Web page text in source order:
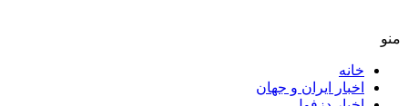
منو
خانه
اخبار ایران و جهان